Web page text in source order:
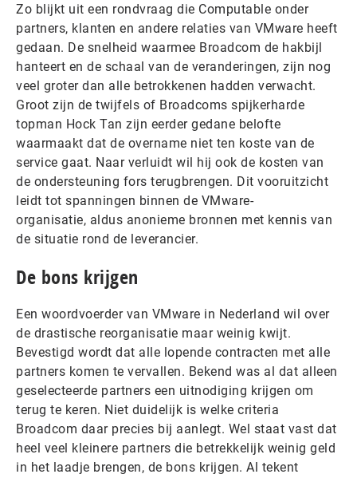
Zo blijkt uit een rondvraag die Computable onder
partners, klanten en andere relaties van VMware heeft
gedaan. De snelheid waarmee Broadcom de hakbijl
hanteert en de schaal van de veranderingen, zijn nog
veel groter dan alle betrokkenen hadden verwacht.
Groot zijn de twijfels of Broadcoms spijkerharde
topman Hock Tan zijn eerder gedane belofte
waarmaakt dat de overname niet ten koste van de
service gaat. Naar verluidt wil hij ook de kosten van
de ondersteuning fors terugbrengen. Dit vooruitzicht
leidt tot spanningen binnen de VMware-
organisatie, aldus anonieme bronnen met kennis van
de situatie rond de leverancier.
De bons krijgen
Een woordvoerder van VMware in Nederland wil over
de drastische reorganisatie maar weinig kwijt.
Bevestigd wordt dat alle lopende contracten met alle
partners komen te vervallen. Bekend was al dat alleen
geselecteerde partners een uitnodiging krijgen om
terug te keren. Niet duidelijk is welke criteria
Broadcom daar precies bij aanlegt. Wel staat vast dat
heel veel kleinere partners die betrekkelijk weinig geld
in het laadje brengen, de bons krijgen. Al tekent